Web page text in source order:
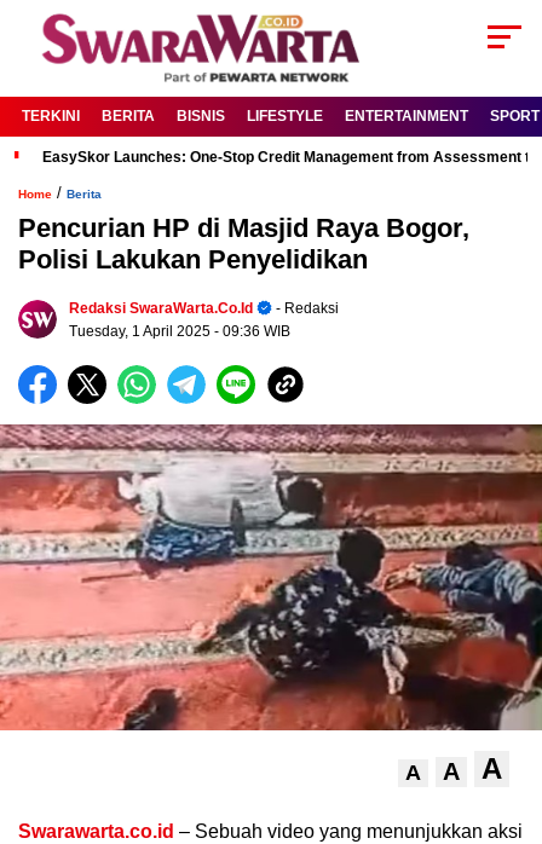
TERKINI BERITA BISNIS LIFESTYLE ENTERTAINMENT SPORT
EasySkor Launches: One-Stop Credit Management from Assessment
Home / Berita
Pencurian HP di Masjid Raya Bogor,
Polisi Lakukan Penyelidikan
Redaksi SwaraWarta.co.id
- Redaksi
Tuesday, 1 April 2025 - 09:36 WIB
A A A
Swarawarta.co.id – Sebuah video yang menunjukkan aksi
.